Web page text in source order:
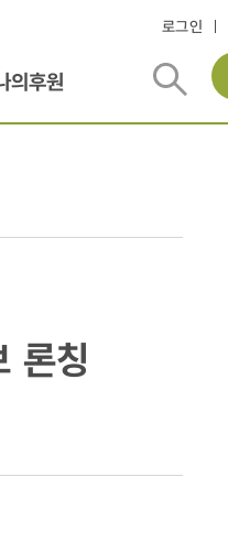
로그인
의후원
론칭